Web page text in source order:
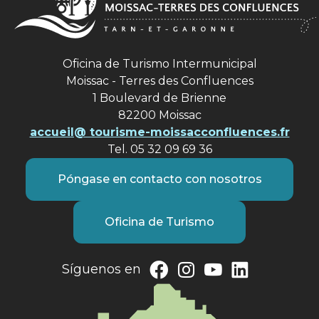
Oficina de Turismo Intermunicipal
Moissac - Terres des Confluences
1 Boulevard de Brienne
82200 Moissac
accueil@ tourisme-moissacconfluences.fr
Tel. 05 32 09 69 36
Póngase en contacto con nosotros
Oficina de Turismo
Síguenos en